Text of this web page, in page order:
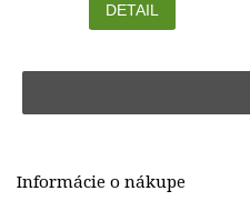
DETAIL
Informácie o nákupe